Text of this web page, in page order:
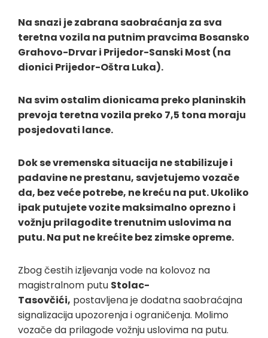
Na snazi je zabrana saobraćanja za sva
teretna vozila na putnim pravcima Bosansko
Grahovo-Drvar i Prijedor-Sanski Most (na
dionici Prijedor-Oštra Luka).
Na svim ostalim dionicama preko planinskih
prevoja teretna vozila preko 7,5 tona moraju
posjedovati lance.
Dok se vremenska situacija ne stabilizuje i
padavine ne prestanu, savjetujemo vozače
da, bez veće potrebe, ne kreću na put. Ukoliko
ipak putujete vozite maksimalno oprezno i
vožnju prilagodite trenutnim uslovima na
putu. Na put ne krećite bez zimske opreme.
Zbog čestih izljevanja vode na kolovoz na
magistralnom putu Stolac-
Tasovčići, postavljena je dodatna saobraćajna
signalizacija upozorenja i ograničenja. Molimo
vozače da prilagode vožnju uslovima na putu.